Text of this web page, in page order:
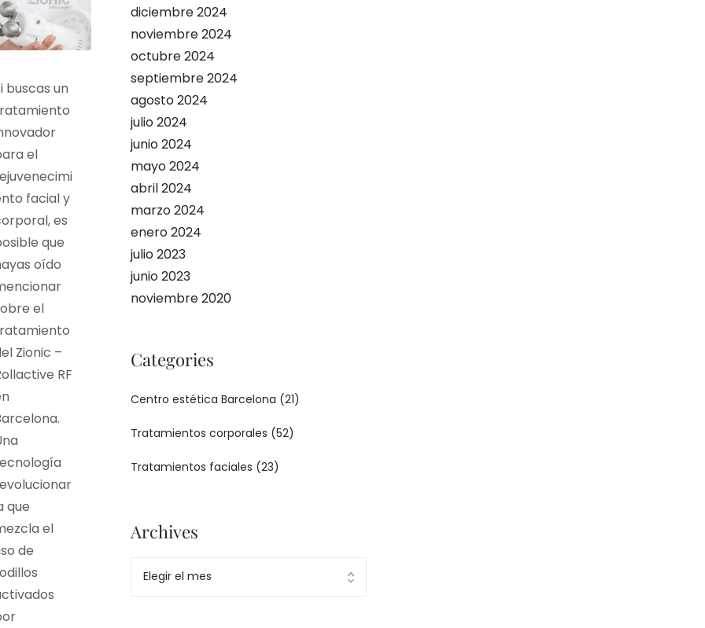
diciembre 2024
noviembre 2024
octubre 2024
septiembre 2024
agosto 2024
julio 2024
junio 2024
mayo 2024
abril 2024
marzo 2024
enero 2024
julio 2023
junio 2023
noviembre 2020
Categories
Centro estética Barcelona (21)
Tratamientos corporales (52)
Tratamientos faciales (23)
Archives
buscas un
el
facial y
es
que
oído
el
Zionic –
RF
que
el
de